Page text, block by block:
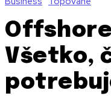
Všetko,